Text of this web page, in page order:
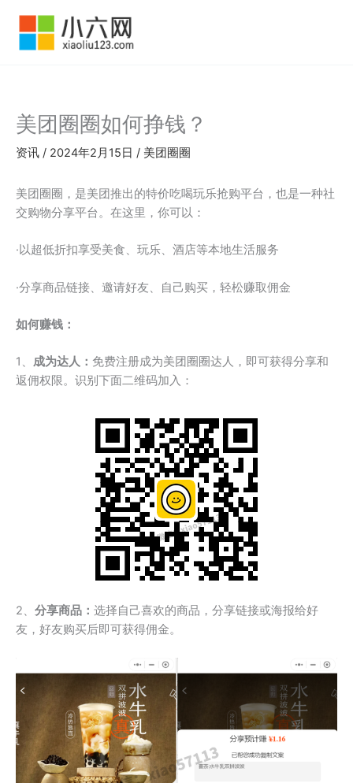
美团圈圈如何挣钱？
资讯 / 2024年2月15日 / 美团圈圈
美团圈圈，是美团推出的特价吃喝玩乐抢购平台，也是一种社
交购物分享平台。在这里，你可以：
·以超低折扣享受美食、玩乐、酒店等本地生活服务
·分享商品链接、邀请好友、自己购买，轻松赚取佣金
如何赚钱：
1、 成为达人： 免费注册成为美团圈圈达人，即可获得分享和
返佣权限。识别下面二维码加入：
2、 分享商品： 选择自己喜欢的商品，分享链接或海报给好
友，好友购买后即可获得佣金。